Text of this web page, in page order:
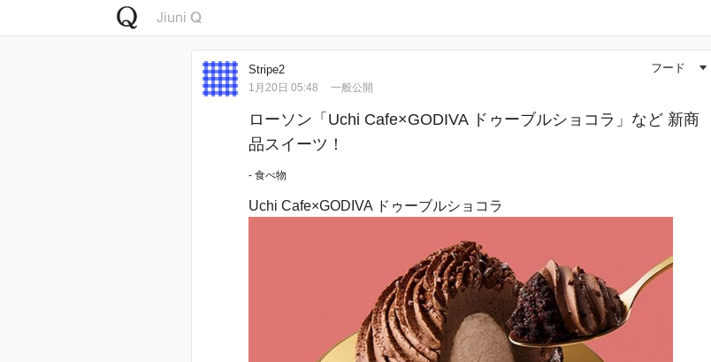
Stripe2
1月20日 05:48 一般公開
フード ▼
ローソン「Uchi Cafe×GODIVA ドゥーブルショコラ」など 新商
品スイーツ！
- 食べ物
Uchi Cafe×GODIVA ドゥーブルショコラ